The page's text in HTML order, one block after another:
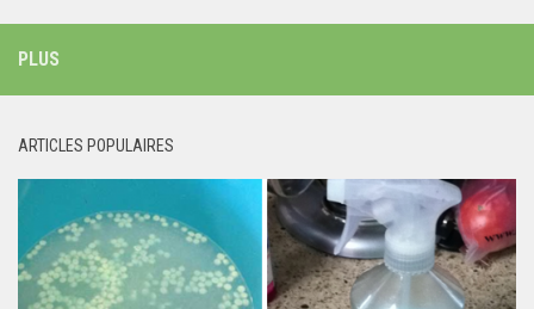
PLUS
ARTICLES POPULAIRES